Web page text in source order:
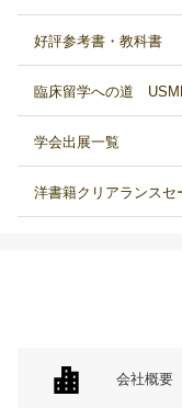
好評参考書・教科書
臨床留学への道
学会出展一覧
洋書籍クリアランスセ
会社概要